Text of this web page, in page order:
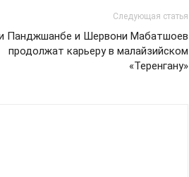
Следующая статья
Панджшанбе и Шервони Мабатшоев
продолжат карьеру в малайзийском
«Теренгану»